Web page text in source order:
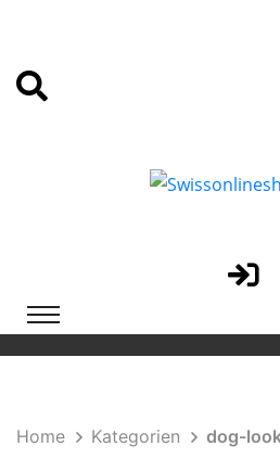
Home Kategorien
dog-